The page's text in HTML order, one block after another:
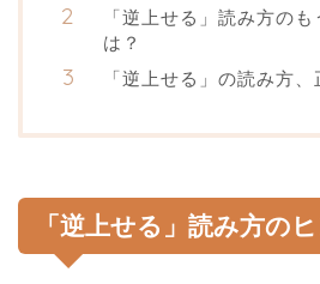
「逆上せる」読み方の
は？
「逆上せる」の読み方、
「逆上せる」読み方の